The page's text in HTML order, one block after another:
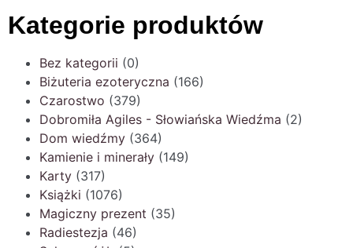
Kategorie produktów
Bez kategorii (0)
Biżuteria ezoteryczna (166)
Czarostwo (379)
Dobromiła Agiles - Słowiańska Wiedźma (2)
Dom wiedźmy (364)
Kamienie i minerały (149)
Karty (317)
Książki (1076)
Magiczny prezent (35)
Radiestezja (46)